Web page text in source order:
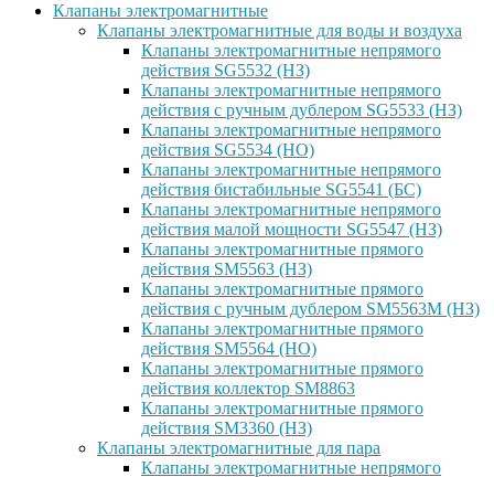
Клапаны электромагнитные
Клапаны электромагнитные для воды и воздуха
Клапаны электромагнитные непрямого
действия SG5532 (НЗ)
Клапаны электромагнитные непрямого
действия с ручным дублером SG5533 (НЗ)
Клапаны электромагнитные непрямого
действия SG5534 (НО)
Клапаны электромагнитные непрямого
действия бистабильные SG5541 (БС)
Клапаны электромагнитные непрямого
действия малой мощности SG5547 (НЗ)
Клапаны электромагнитные прямого
действия SM5563 (НЗ)
Клапаны электромагнитные прямого
действия с ручным дублером SM5563M (НЗ)
Клапаны электромагнитные прямого
действия SM5564 (НО)
Клапаны электромагнитные прямого
дейcтвия коллектор SM8863
Клапаны электромагнитные прямого
действия SM3360 (НЗ)
Клапаны электромагнитные для пара
Клапаны электромагнитные непрямого